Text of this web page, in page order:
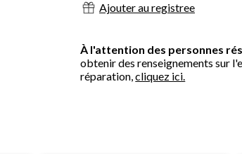
Ajouter au registree
À l'attention des personnes
obtenir des renseignements sur
réparation,cliquez ici.